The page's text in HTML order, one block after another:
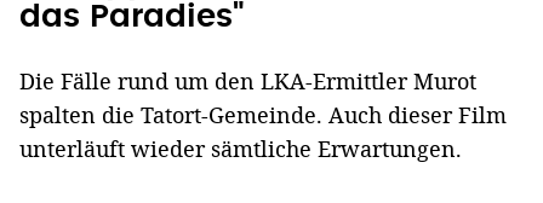
das Paradies"
Die Fälle rund um den LKA-Ermittler Murot
spalten die Tatort-Gemeinde. Auch dieser Film
unterläuft wieder sämtliche Erwartungen.